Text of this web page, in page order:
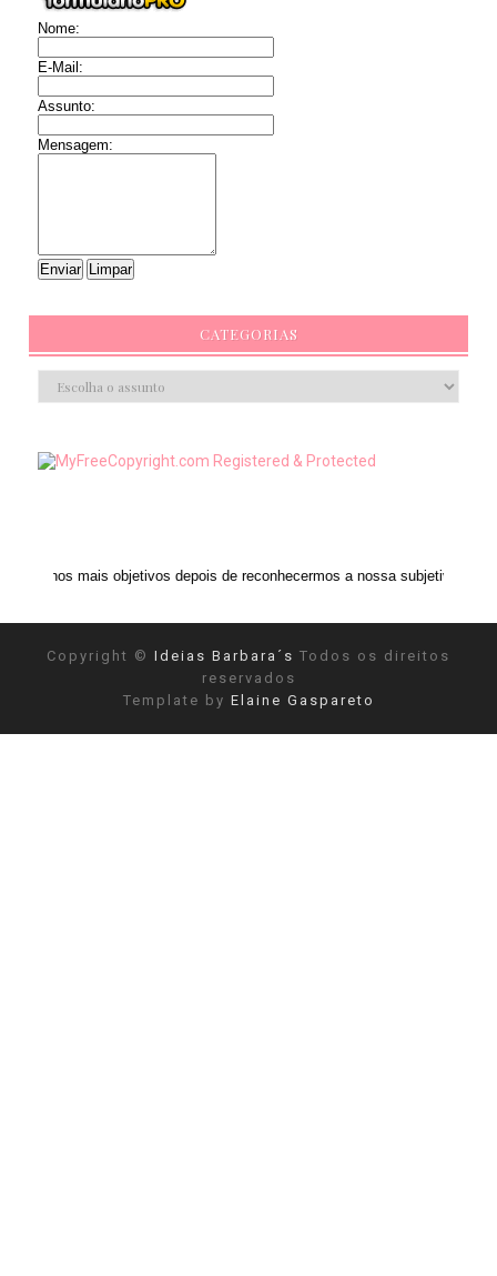
Nome:
E-Mail:
Assunto:
Mensagem:
CATEGORIAS
objetivos depois de reconhecermos a nossa subjetividade." ANAIS NIN
Copyright © Ideias Barbara´s Todos os direitos
reservados
Template by Elaine Gaspareto